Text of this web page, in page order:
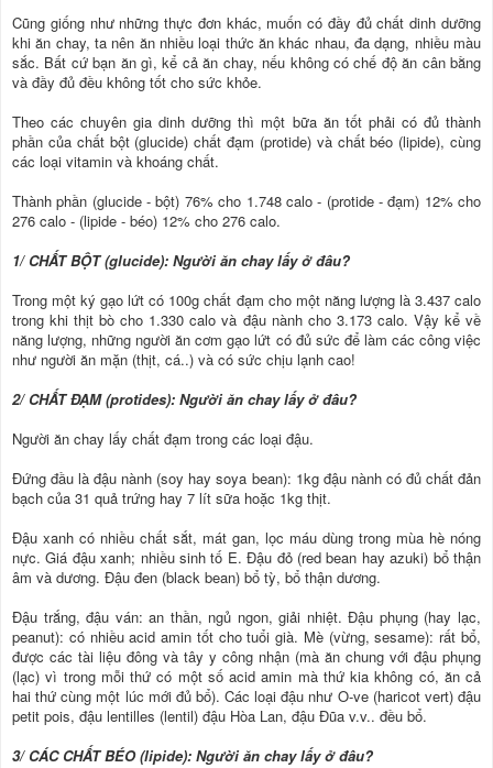
Cũng giống như những thực đơn khác, muốn có đầy đủ chất dinh dưỡng
khi ăn chay, ta nên ăn nhiều loại thức ăn khác nhau, đa dạng, nhiều màu
sắc. Bất cứ bạn ăn gì, kể cả ăn chay, nếu không có chế độ ăn cân bằng
và đầy đủ đều không tốt cho sức khỏe.
Theo các chuyên gia dinh dưỡng thì một bữa ăn tốt phải có đủ thành
phần của chất bột (glucide) chất đạm (protide) và chất béo (lipide), cùng
các loại vitamin và khoáng chất.
Thành phần (glucide - bột) 76% cho 1.748 calo - (protide - đạm) 12% cho
276 calo - (lipide - béo) 12% cho 276 calo.
1/ CHẤT BỘT (glucide): Người ăn chay lấy ở đâu?
Trong một ký gạo lứt có 100g chất đạm cho một năng lượng là 3.437 calo
trong khi thịt bò cho 1.330 calo và đậu nành cho 3.173 calo. Vậy kể về
năng lượng, những người ăn cơm gạo lứt có đủ sức để làm các công việc
như người ăn mặn (thịt, cá..) và có sức chịu lạnh cao!
2/ CHẤT ĐẠM (protides): Người ăn chay lấy ở đâu?
Người ăn chay lấy chất đạm trong các loại đậu.
Đứng đầu là đậu nành (soy hay soya bean): 1kg đậu nành có đủ chất đản
bạch của 31 quả trứng hay 7 lít sữa hoặc 1kg thịt.
Đậu xanh có nhiều chất sắt, mát gan, lọc máu dùng trong mùa hè nóng
nực. Giá đậu xanh; nhiều sinh tố E. Đậu đỏ (red bean hay azuki) bổ thận
âm và dương. Đậu đen (black bean) bổ tỳ, bổ thận dương.
Đậu trắng, đậu ván: an thần, ngủ ngon, giải nhiệt. Đậu phụng (hay lạc,
peanut): có nhiều acid amin tốt cho tuổi già. Mè (vừng, sesame): rất bổ,
được các tài liệu đông và tây y công nhận (mà ăn chung với đậu phụng
(lạc) vì trong mỗi thứ có một số acid amin mà thứ kia không có, ăn cả
hai thứ cùng một lúc mới đủ bổ). Các loại đậu như O-ve (haricot vert) đậu
petit pois, đậu lentilles (lentil) đậu Hòa Lan, đậu Đũa v.v.. đều bổ.
3/ CÁC CHẤT BÉO (lipide): Người ăn chay lấy ở đâu?